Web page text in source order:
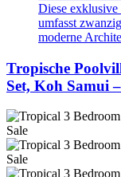
Diese
umfasst
moderne
Tropische
Set, Koh Samui